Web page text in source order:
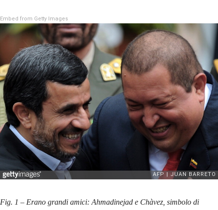
Embed from Getty Images
Fig. 1 – Erano grandi amici: Ahmadinejad e Chàvez, simbolo di